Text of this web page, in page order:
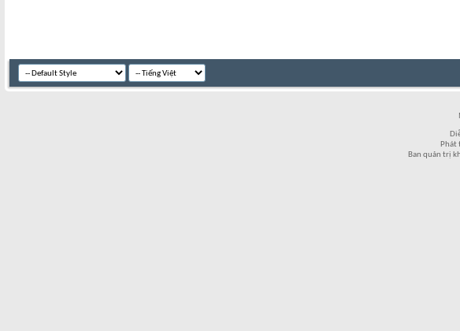
Phát
Ban quản trị